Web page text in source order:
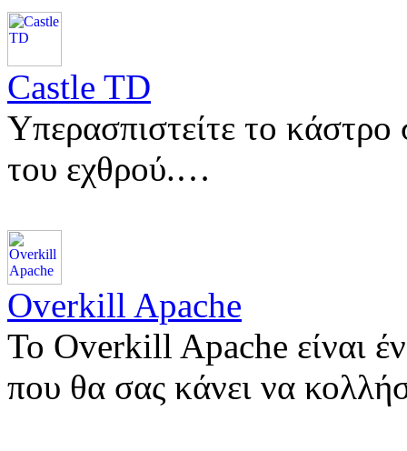
Castle TD
Υπερασπιστείτε το
του εχθρού.…
Overkill Apache
Το Overkill Apache είναι
που θα σας κάνει να